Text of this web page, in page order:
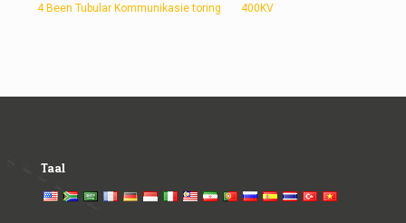
4 Been Tubular Kommunikasie toring 400KV
Taal